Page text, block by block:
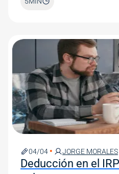
Image
04/04 JORGE MORALES
Deducción en el